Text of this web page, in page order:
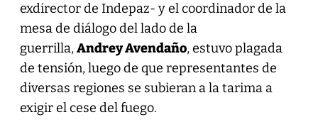
exdirector de Indepaz- y el coordinador de la
mesa de diálogo del lado de la
guerrilla,Andrey Avendaño, estuvo plagada
de tensión, luego de que representantes de
diversas regiones se subieran a la tarima a
exigir el cese del fuego.